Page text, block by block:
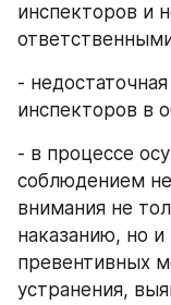
инспекторов и
-
инспекторов в
- в процессе
соблюдением
внимания не
наказанию, но
превентивных
устранения,